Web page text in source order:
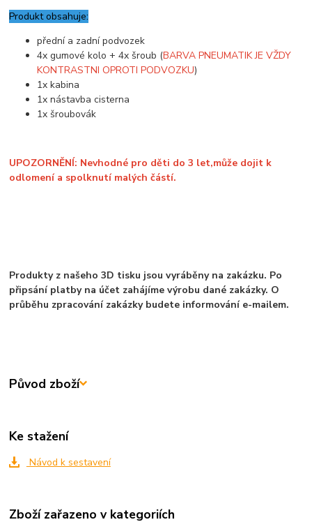
Produkt obsahuje:
přední a zadní podvozek
4x gumové kolo + 4x šroub (BARVA PNEUMATIK JE VŽDY
KONTRASTNI OPROTI PODVOZKU)
1x kabina
1x nástavba cisterna
1x šroubovák
UPOZORNĚNÍ: Nevhodné pro děti do 3 let,může dojit k
odlomení a spolknutí malých částí.
Produkty z našeho 3D tisku jsou vyráběny na zakázku. Po
připsání platby na účet zahájíme výrobu dané zakázky. O
průběhu zpracování zakázky budete informování e-mailem.
Původ zboží
Ke stažení
Návod k sestavení
Zboží zařazeno v kategoriích